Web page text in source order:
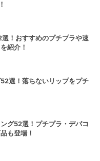
！おすすめのプチプラや速
紹介！
選！落ちないリップをプチ
グ52選！プチプラ・デパコ
も登場！